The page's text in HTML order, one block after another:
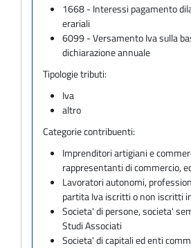
1668 - Interessi pagamento
erariali
6099 - Versamento Iva sulla
dichiarazione annuale
Tipologie tributi:
Iva
altro
Categorie contribuenti:
Imprenditori artigiani e
rappresentanti di commercio,
Lavoratori autonomi,
partita Iva iscritti o non iscritti
Societa' di persone, societa'
Studi Associati
Societa' di capitali ed enti